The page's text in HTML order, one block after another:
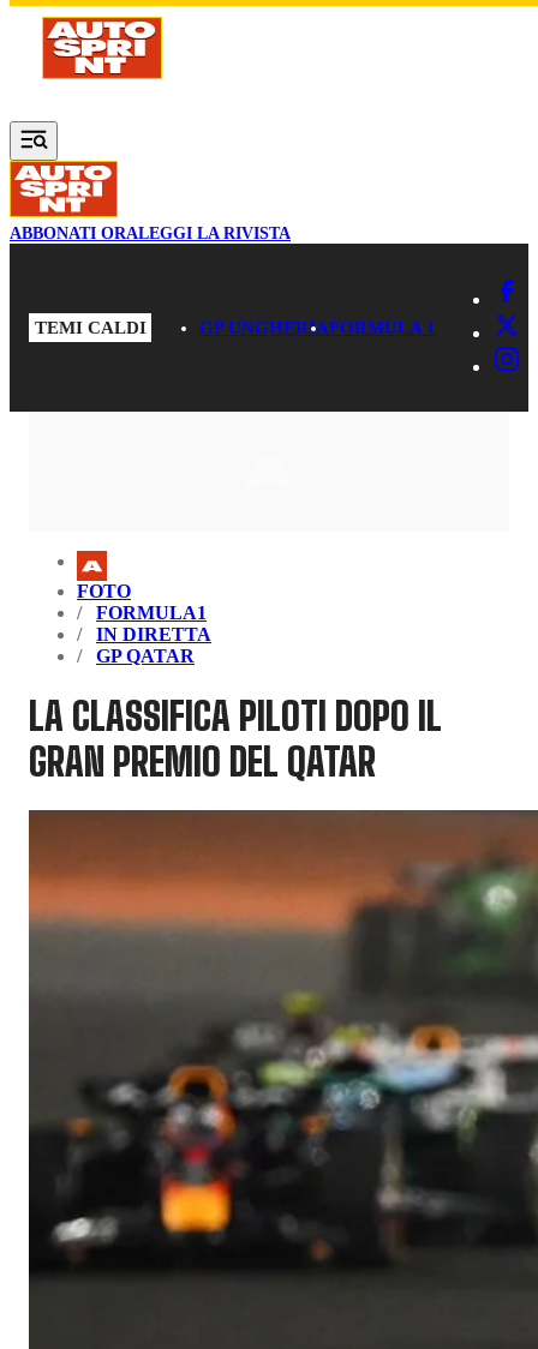
Vai al contenuto principale
ABBONATI ORALEGGI LA RIVISTA
TEMI CALDI GP UNGHERIAFORMULA 1
FOTO
FORMULA1
IN DIRETTA
GP QATAR
LA CLASSIFICA PILOTI DOPO IL
GRAN PREMIO DEL QATAR